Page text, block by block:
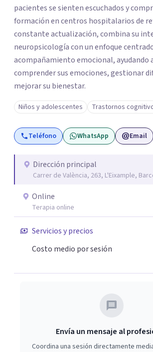
pacientes se sienten escuchados y
formación en centros hospitalarios de
constante actualización, combina su
neuropsicología con un enfoque
acompañamiento emocional, ayudando
comprender sus emociones, gestionar
mejorar su bienestar.
Niños y adolescentes Trastornos
Teléfono WhatsApp Email
Dirección principal
Carrer de València, 263, L'Eixample,
Online
Terapia online
Servicios y precios
Costo medio por sesión
Envía un mensaje al
Coordina una sesión directamente